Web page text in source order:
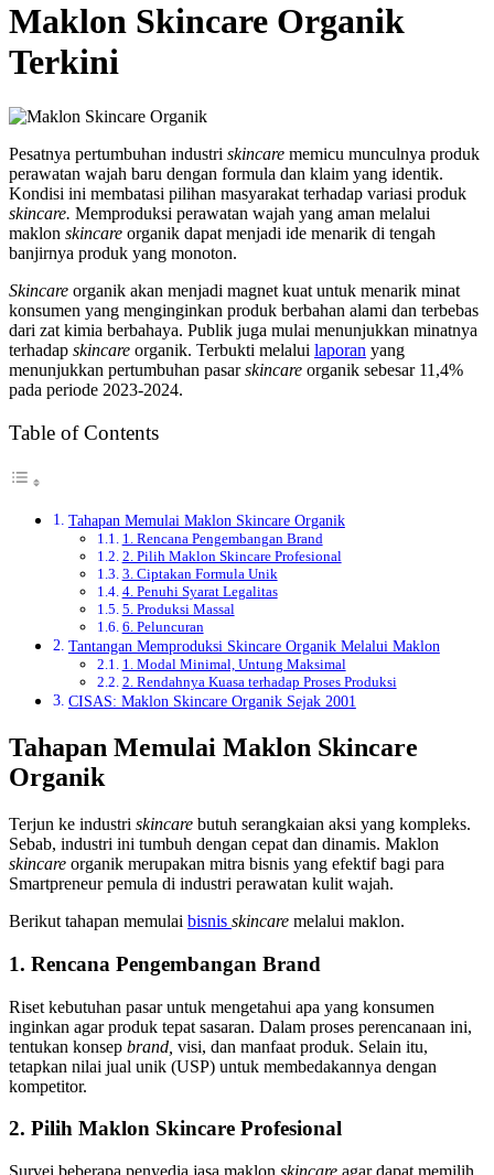
Maklon Skincare Organik
Terkini
Pesatnya pertumbuhan industri skincare memicu munculnya produk
perawatan wajah baru dengan formula dan klaim yang identik.
Kondisi ini membatasi pilihan masyarakat terhadap variasi produk
skincare. Memproduksi perawatan wajah yang aman melalui
maklon skincare organik dapat menjadi ide menarik di tengah
banjirnya produk yang monoton.
Skincare organik akan menjadi magnet kuat untuk menarik minat
konsumen yang menginginkan produk berbahan alami dan terbebas
dari zat kimia berbahaya. Publik juga mulai menunjukkan minatnya
terhadap skincare organik. Terbukti melalui laporan yang
menunjukkan pertumbuhan pasarskincare organik sebesar 11,4%
pada periode 2023-2024.
Table of Contents
Tahapan Memulai Maklon Skincare Organik
1. Rencana Pengembangan Brand
2. Pilih Maklon Skincare Profesional
3. Ciptakan Formula Unik
4. Penuhi Syarat Legalitas
5. Produksi Massal
6. Peluncuran
Tantangan Memproduksi Skincare Organik Melalui Maklon
1. Modal Minimal, Untung Maksimal
2. Rendahnya Kuasa terhadap Proses Produksi
CISAS: Maklon Skincare Organik Sejak 2001
Tahapan Memulai Maklon Skincare
Organik
Terjun ke industri skincare butuh serangkaian aksi yang kompleks.
Sebab, industri ini tumbuh dengan cepat dan dinamis. Maklon
skincare organik merupakan mitra bisnis yang efektif bagi para
Smartpreneur pemula di industri perawatan kulit wajah.
Berikut tahapan memulai bisnis skincare melalui maklon.
1. Rencana Pengembangan Brand
Riset kebutuhan pasar untuk mengetahui apa yang konsumen
inginkan agar produk tepat sasaran. Dalam proses perencanaan ini,
tentukan konsep brand, visi, dan manfaat produk. Selain itu,
tetapkan nilai jual unik (USP) untuk membedakannya dengan
kompetitor.
2. Pilih Maklon Skincare Profesional
Survei beberapa penyedia jasa maklon skincare agar dapat memilih